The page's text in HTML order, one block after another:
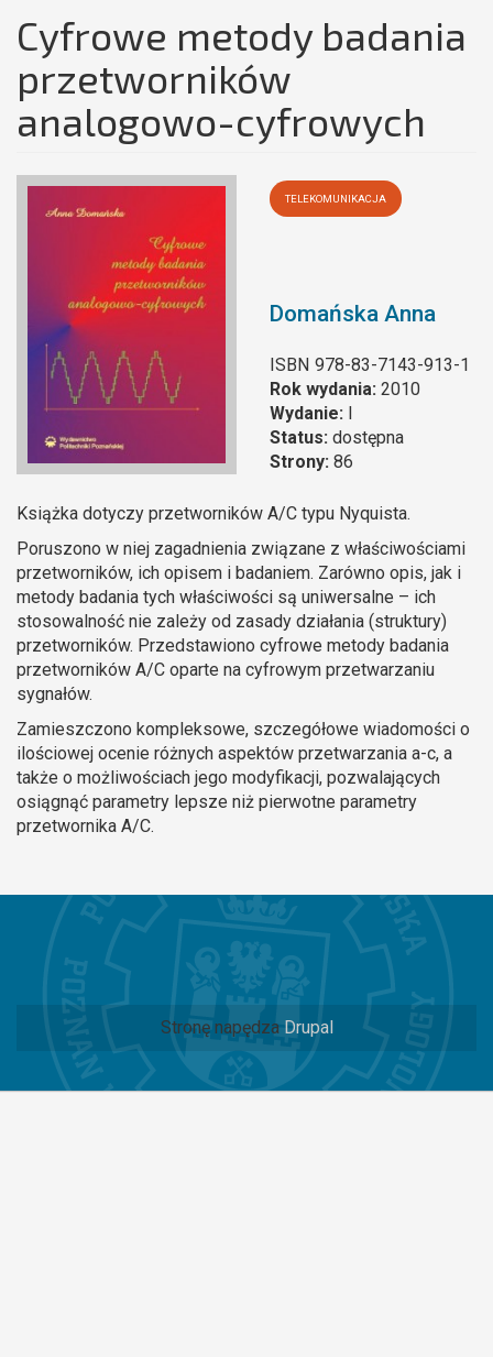
Cyfrowe metody badania
przetworników
analogowo-cyfrowych
TELEKOMUNIKACJA
Domańska Anna
ISBN 978-83-7143-913-1
Rok wydania: 2010
Wydanie: I
Status: dostępna
Strony: 86
Książka dotyczy przetworników A/C typu Nyquista.
Poruszono w niej zagadnienia związane z właściwościami
przetworników, ich opisem i badaniem. Zarówno opis, jak i
metody badania tych właściwości są uniwersalne – ich
stosowalność nie zależy od zasady działania (struktury)
przetworników. Przedstawiono cyfrowe metody badania
przetworników A/C oparte na cyfrowym przetwarzaniu
sygnałów.
Zamieszczono kompleksowe, szczegółowe wiadomości o
ilościowej ocenie różnych aspektów przetwarzania a-c, a
także o możliwościach jego modyfikacji, pozwalających
osiągnąć parametry lepsze niż pierwotne parametry
przetwornika A/C.
Stronę napędza Drupal